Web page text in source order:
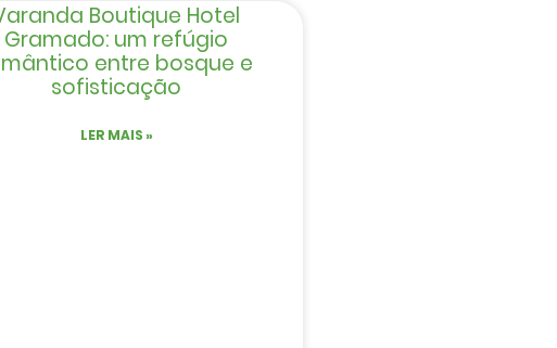
Boutique Hotel
Gramado: um refúgio
entre bosque e
sofisticação
LER MAIS »